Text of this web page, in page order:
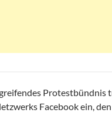
Protestbündnis
Facebook ein,